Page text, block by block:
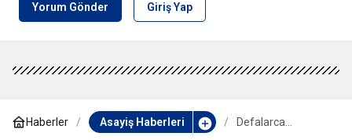
Yorum Gönder Giriş Yap
Haberler Asayiş Haberleri
Defalarca